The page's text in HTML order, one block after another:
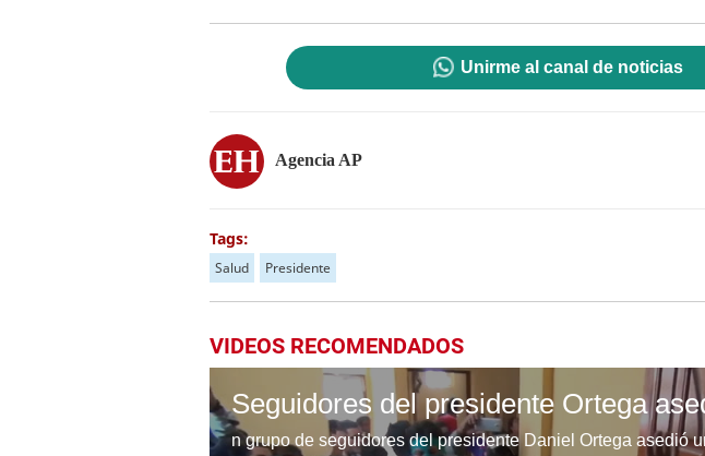
Unirme al canal de noticias
Agencia AP
Tags:
Salud Presidente
VIDEOS RECOMENDADOS